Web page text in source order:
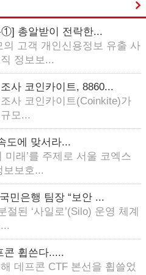
총알받이 전락한...
고객 개인신용정보 유출 사
정보보...
사 코인카이트, 8860...
사 코인카이트(Coinkite)가
모...
도에 맞서라...
미래’를 주제로 서울 코엑스
보보호...
민은행 팀장 “보안 ...
된 ‘사일로’(Silo) 운영 체계
콘 휩쓴다.....
데프콘 CTF 본선을 휩쓸었